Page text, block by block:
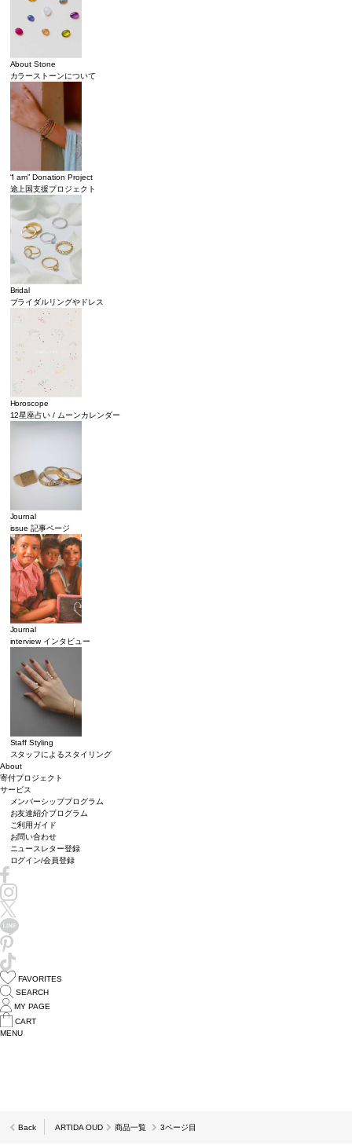
About Stone
カラーストーンについて
“I am” Donation Project
途上国支援プロジェクト
Bridal
ブライダルリングやドレス
Horoscope
12星座占い / ムーンカレンダー
Journal
issue 記事ページ
Journal
interview インタビュー
Staff Styling
スタッフによるスタイリング
About
寄付プロジェクト
サービス
メンバーシッププログラム
お友達紹介プログラム
ご利用ガイド
お問い合わせ
ニュースレター登録
ログイン/会員登録
FAVORITES
SEARCH
MY PAGE
CART
MENU
Back ARTIDA OUD 商品一覧 3ページ目